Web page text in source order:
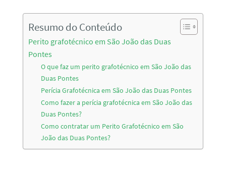
Resumo do Conteúdo
Perito grafotécnico em São João das Duas
Pontes
O que faz um perito grafotécnico em São João das
Duas Pontes
Perícia Grafotécnica em São João das Duas Pontes
Como fazer a perícia grafotécnica em São João das
Duas Pontes?
Como contratar um Perito Grafotécnico em São
João das Duas Pontes?